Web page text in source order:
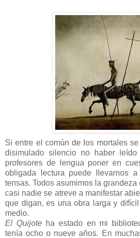
Si entre el común de los mortales
disimulado silencio no haber
profesores de lengua poner en
obligada lectura puede llevarnos
tensas. Todos asumimos la
casi nadie se atreve a manifestar
que digan, es una obra larga y
medio.
El Quijoteha estado en mi
tenía ocho o nueve años. En